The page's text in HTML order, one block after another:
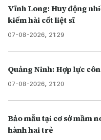
Vĩnh Long: Huy động
kiếm hài cốt liệt sĩ
07-08-2026, 21:29
Quảng Ninh: Hợp lực
07-08-2026, 21:20
Bảo mẫu tại cơ sở mầm
hành hai trẻ